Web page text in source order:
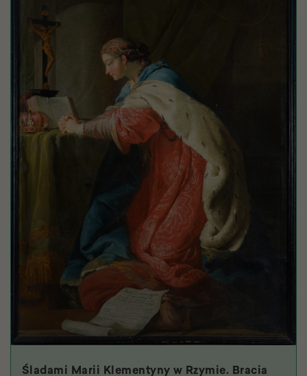
Śladami Marii Klementyny w Rzymie. Bracia